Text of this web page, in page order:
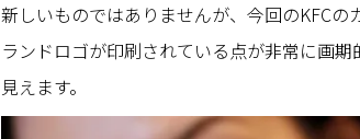
新しいものではありませんが、今回のKFC
ランドロゴが印刷されている点が非常に画
見えます。